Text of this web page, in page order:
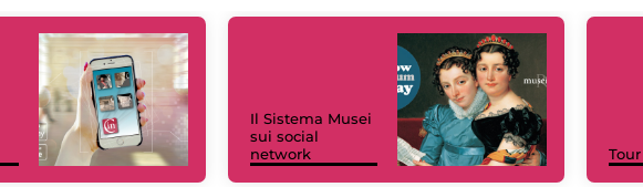
Il Sistema Musei
sui social
network